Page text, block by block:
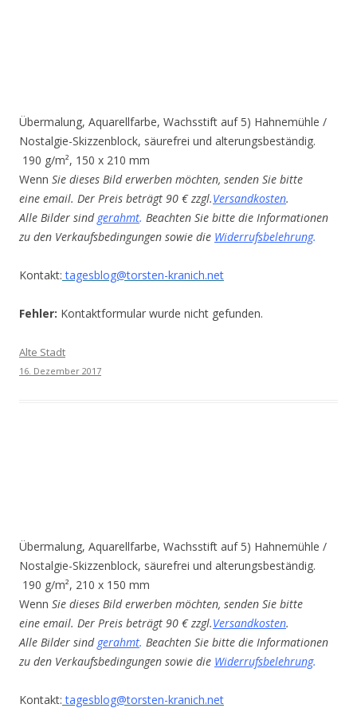
Übermalung, Aquarellfarbe, Wachsstift auf 5) Hahnemühle /
Nostalgie-Skizzenblock, säurefrei und alterungsbeständig.
190 g/m², 150 x 210 mm
Wenn Sie dieses Bild erwerben möchten, senden Sie bitte
eine email. Der Preis beträgt 90 € zzgl.Versandkosten.
Alle Bilder sind gerahmt. Beachten Sie bitte die Informationen
zu den Verkaufsbedingungen sowie die Widerrufsbelehrung.
Kontakt: tagesblog@torsten-kranich.net
Fehler: Kontaktformular wurde nicht gefunden.
Alte Stadt
16. Dezember 2017
Übermalung, Aquarellfarbe, Wachsstift auf 5) Hahnemühle /
Nostalgie-Skizzenblock, säurefrei und alterungsbeständig.
190 g/m², 210 x 150 mm
Wenn Sie dieses Bild erwerben möchten, senden Sie bitte
eine email. Der Preis beträgt 90 € zzgl.Versandkosten.
Alle Bilder sind gerahmt. Beachten Sie bitte die Informationen
zu den Verkaufsbedingungen sowie die Widerrufsbelehrung.
Kontakt: tagesblog@torsten-kranich.net